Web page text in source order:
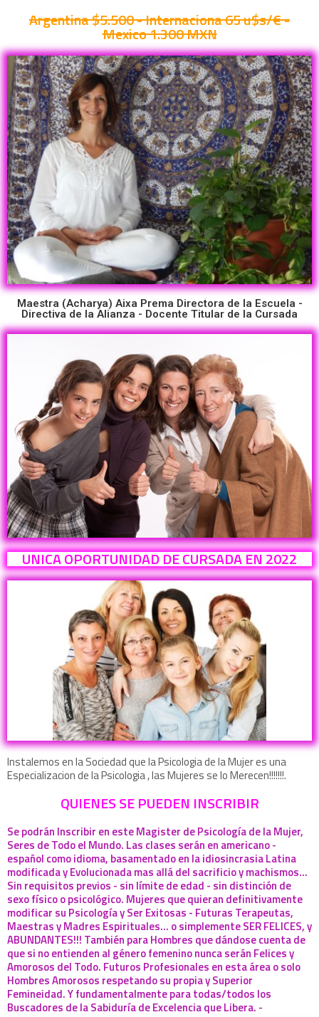
Argentina $5.500 - Internaciona 65 u$s/€ -
Mexico 1.300 MXN
Maestra (Acharya) Aixa Prema Directora de la Escuela -
Directiva de la Alianza - Docente Titular de la Cursada
UNICA OPORTUNIDAD DE CURSADA EN 2022
Instalemos en la Sociedad que la Psicologia de la Mujer es una
Especializacion de la Psicologia , las Mujeres se lo Merecen!!!!!!!.
QUIENES SE PUEDEN INSCRIBIR
Se podrán Inscribir en este Magister de Psicología de la Mujer,
Seres de Todo el Mundo. Las clases serán en americano -
español como idioma, basamentado en la idiosincrasia Latina
modificada y Evolucionada mas allá del sacrificio y machismos...
Sin requisitos previos - sin límite de edad - sin distinción de
sexo físico o psicológico. Mujeres que quieran definitivamente
modificar su Psicología y Ser Exitosas - Futuras Terapeutas,
Maestras y Madres Espirituales... o simplemente SER FELICES, y
ABUNDANTES!!! También para Hombres que dándose cuenta de
que si no entienden al género femenino nunca serán Felices y
Amorosos del Todo. Futuros Profesionales en esta área o solo
Hombres Amorosos respetando su propia y Superior
Femineidad. Y fundamentalmente para todas/todos los
Buscadores de la Sabiduría de Excelencia que Libera. -